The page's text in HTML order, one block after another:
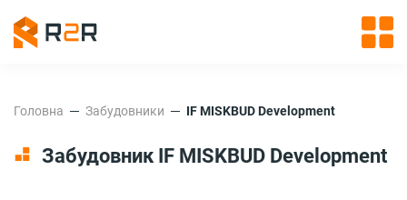
Головна Забудовники IF MISKBUD Development
Забудовник IF MISKBUD Development